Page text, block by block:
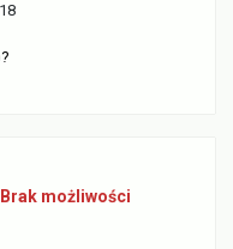
możliwości